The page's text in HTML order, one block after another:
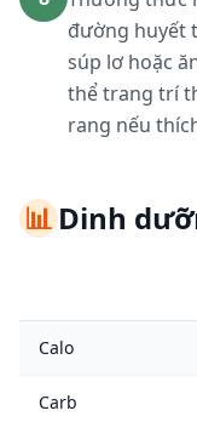
đường huyết
súp lơ hoặc
thể trang trí
rang nếu
📊Dinh
Calo
Carb